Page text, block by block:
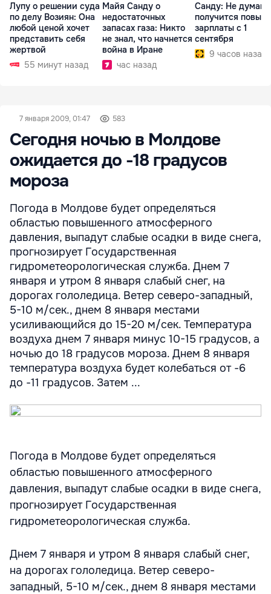
Лупу о решении суда
по делу Возиян: Она
любой ценой хочет
представить себя
жертвой
55 минут назад
Майя Санду о
недостаточных
запасах газа: Никто
не знал, что начнется
война в Иране
час назад
Санду: Не думаю,
получится
зарплаты с 1
сентября
9 часов назад
7 января 2009, 01:47 583
Сегодня ночью в Молдове
ожидается до -18 градусов
мороза
Погода в Молдове будет определяться
областью повышенного атмосферного
давления, выпадут слабые осадки в виде снега,
прогнозирует Государственная
гидрометеорологическая служба. Днем 7
января и утром 8 января слабый снег, на
дорогах гололедица. Ветер северо-западный,
5-10 м/сек., днем 8 января местами
усиливающийся до 15-20 м/сек. Температура
воздуха днем 7 января минус 10-15 градусов, а
ночью до 18 градусов мороза. Днем 8 января
температура воздуха будет колебаться от -6
до -11 градусов. Затем ...
Погода в Молдове будет определяться
областью повышенного атмосферного
давления, выпадут слабые осадки в виде снега,
прогнозирует Государственная
гидрометеорологическая служба.
Днем 7 января и утром 8 января слабый снег,
на дорогах гололедица. Ветер северо-
западный, 5-10 м/сек., днем 8 января местами